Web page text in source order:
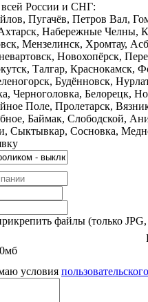
всей России и СНГ:
Пугачёв, Петров Вал,
Набережные Челны,
Мензелинск, Хромтау,
Новохопёрск,
Талгар, Краснокамск,
Будённовск,
Черноголовка, Белорецк,
Поле, Пролетарск,
Баймак, Слободской,
Сыктывкар, Сосновка,
файлы (только
условия